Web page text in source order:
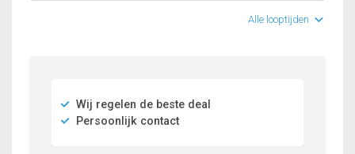
Alle looptijden
Wij regelen de beste deal
Persoonlijk contact